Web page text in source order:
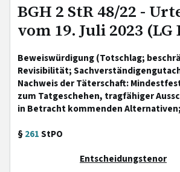
BGH 2 StR 48/22 -
vom 19. Juli 2023
Beweiswürdigung (Totschlag;
Revisibilität;
Nachweis der Täterschaft:
zum Tatgeschehen, tragfähiger
in Betracht kommenden
§261StPO
Entscheidungstenor